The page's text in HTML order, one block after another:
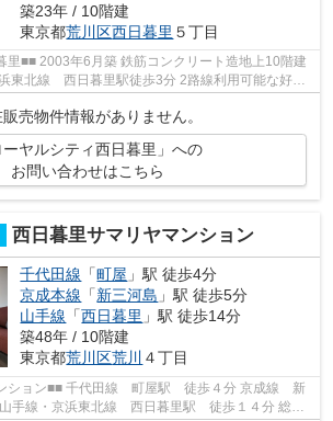
築23年 / 10階建
東京都荒川区西日暮里 ５丁目
造地上10階建
売物件情報がありません。
ーヤルシティ西日暮里」への
お問い合わせはこちら
西日暮里サマリヤマンション
千代田線 「町屋 」駅 徒歩4分
京成本線 「新三河島 」駅 徒歩5分
山手線 「西日暮里 」駅 徒歩14分
築48年 / 10階建
東京都荒川区荒川 ４丁目
徒歩４分 京成線 新
線・京浜東北線 西日暮里駅 徒歩１４分 総戸